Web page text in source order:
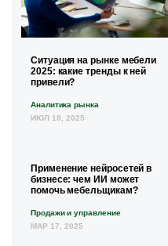
Ситуация на рынке мебели
2025: какие тренды к ней
привели?
Аналитика рынка
ИЮЛ 18, 2025
Применение нейросетей в
бизнесе: чем ИИ может
помочь мебельщикам?
Продажи и управление
МАР 17, 2025